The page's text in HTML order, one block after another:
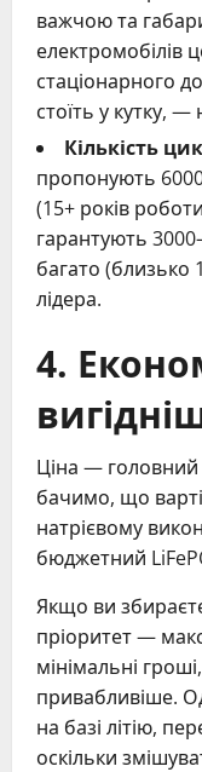
важчою та
електромобілів
стаціонарного
стоїть у кутку, —
Кількість
пропонують
(15+ років
гарантують
багато (близько
лідера.
4.
Ціна —
бачимо, що
натрієвому
бюджетний
Якщо ви
пріоритет —
мінімальні
привабливіше.
на базі літію,
оскільки